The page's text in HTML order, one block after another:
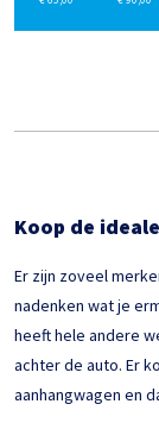
Koop de
Er zijn zoveel
nadenken wat je
heeft hele andere
achter de auto. Er
aanhangwagen en